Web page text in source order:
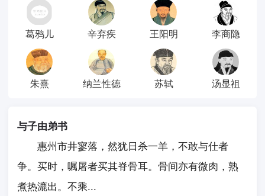
葛鸦儿 辛弃疾 王阳明 李商隐
朱熹 纳兰性德 苏轼 汤显祖
与子由弟书
惠州市井寥落，然犹日杀一羊，不敢与仕者
争。买时，嘱屠者买其脊骨耳。骨间亦有微肉，熟
煮热漉出。不乘...